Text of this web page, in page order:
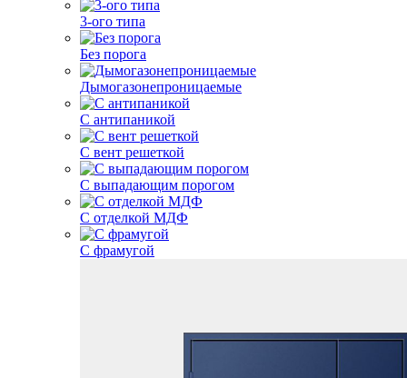
3-ого типа
Без порога
Дымогазонепроницаемые
С антипаникой
С вент решеткой
С выпадающим порогом
С отделкой МДФ
С фрамугой